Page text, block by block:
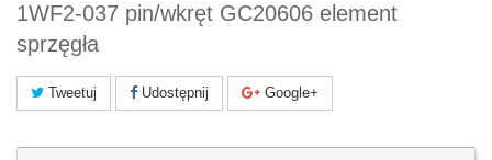
1WF2-037 pin/wkręt GC20606 element
sprzęgła
Tweetuj Udostępnij Google+